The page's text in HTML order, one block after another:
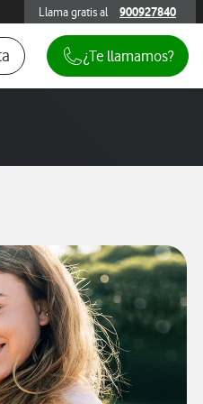
Llama gratis al
900927840 900927840
en ventana modal
acceso clientes. Abre en
¿Te llamamos?